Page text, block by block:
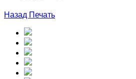
Назад Печать